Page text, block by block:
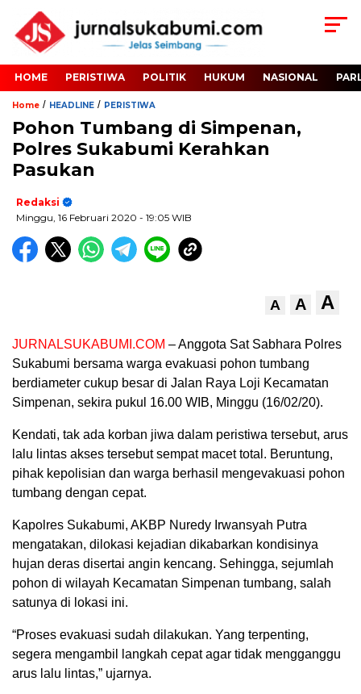
HOME PERISTIWA POLITIK HUKUM NASIONAL
Home / HEADLINE / PERISTIWA
Pohon Tumbang di Simpenan,
Polres Sukabumi Kerahkan
Pasukan
Redaksi
Minggu, 16 Februari 2020 - 19:05 WIB
A A A
JURNALSUKABUMI.COM – Anggota Sat Sabhara Polres
Sukabumi bersama warga evakuasi pohon tumbang
berdiameter cukup besar di Jalan Raya Loji Kecamatan
Simpenan, sekira pukul 16.00 WIB, Minggu (16/02/20).
Kendati, tak ada korban jiwa dalam peristiwa tersebut, arus
lalu lintas akses tersebut sempat macet total. Beruntung,
pihak kepolisian dan warga berhasil mengevakuasi pohon
tumbang dengan cepat.
Kapolres Sukabumi, AKBP Nuredy Irwansyah Putra
mengatakan, dilokasi kejadian dikabarkan kondisinya
hujan deras disertai angin kencang. Sehingga, sejumlah
pohon di wilayah Kecamatan Simpenan tumbang, salah
satunya di lokasi ini.
“Proses evakuasi sudah dilakukan. Yang terpenting,
segera mengambil langkah cepat agar tidak mengganggu
arus lalu lintas,” ujarnya.